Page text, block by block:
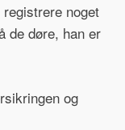
noget
de døre, han er
og